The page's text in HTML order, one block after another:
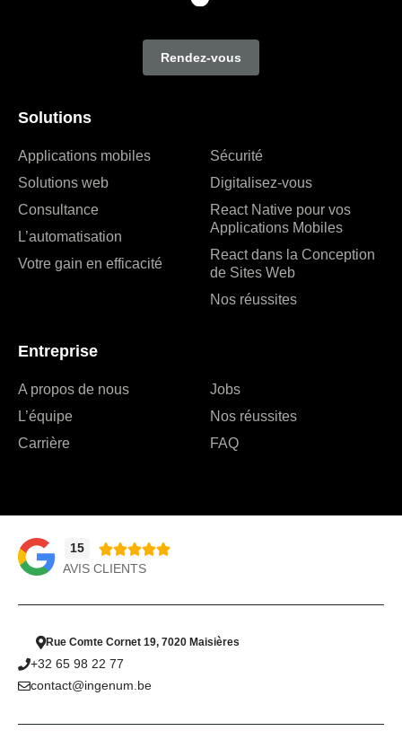
Solutions
Applications mobiles
Solutions web
Consultance
L’automatisation
Votre gain en efficacité
Sécurité
Digitalisez-vous
React Native pour vos
Applications Mobiles
React dans la Conception
de Sites Web
Nos réussites
Entreprise
A propos de nous
L’équipe
Carrière
Jobs
Nos réussites
FAQ
Rendez-vous
15 
AVIS CLIENTS
Rue Comte Cornet 19, 7020 Maisières
+32 65 98 22 77
contact@ingenum.be